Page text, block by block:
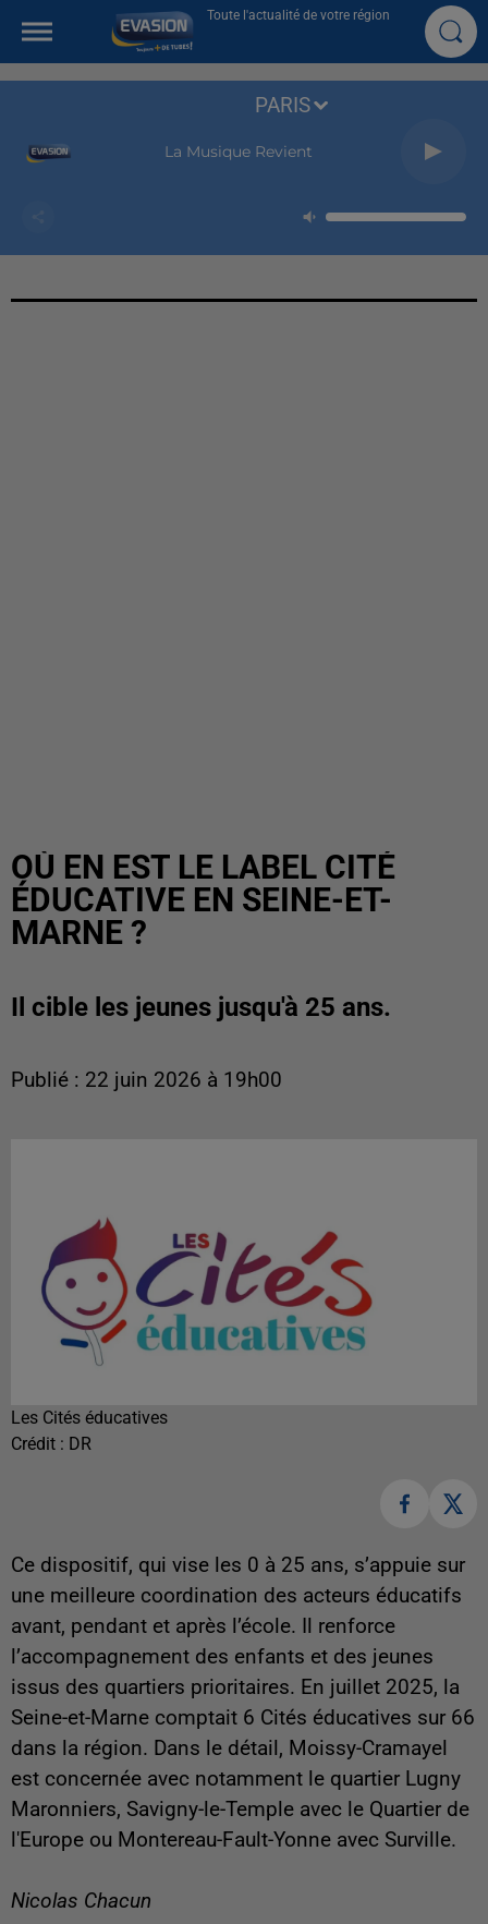
Toute l'actualité de votre région
La Musique Revient
PARIS
OÙ EN EST LE LABEL CITÉ
ÉDUCATIVE EN SEINE-ET-
MARNE ?
Il cible les jeunes jusqu'à 25 ans.
Publié : 22 juin 2026 à 19h00
Les Cités éducatives
Crédit : DR
Ce dispositif, qui vise les 0 à 25 ans, s’appuie sur
une meilleure coordination des acteurs éducatifs
avant, pendant et après l’école. Il renforce
l’accompagnement des enfants et des jeunes
issus des quartiers prioritaires. En juillet 2025, la
Seine-et-Marne comptait 6 Cités éducatives sur 66
dans la région. Dans le détail, Moissy-Cramayel
est concernée avec notamment le quartier Lugny
Maronniers, Savigny-le-Temple avec le Quartier de
l'Europe ou Montereau-Fault-Yonne avec Surville.
Nicolas Chacun